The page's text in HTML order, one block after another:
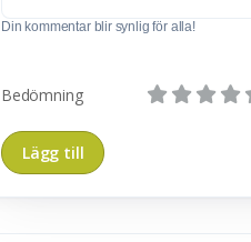
Din kommentar blir synlig för alla!
Bedömning